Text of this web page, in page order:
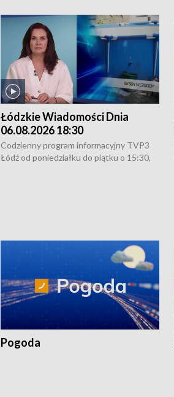
Łódzkie Wiadomości Dnia
06.08.2026 18:30
Codzienny program informacyjny TVP3
Łódź od poniedziałku do piątku o 15:30,
Pogoda